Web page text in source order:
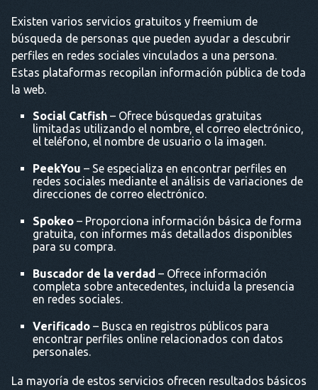
Existen varios servicios gratuitos y freemium de
búsqueda de personas que pueden ayudar a descubrir
perfiles en redes sociales vinculados a una persona.
Estas plataformas recopilan información pública de toda
la web.
Social Catfish – Ofrece búsquedas gratuitas
limitadas utilizando el nombre, el correo electrónico,
el teléfono, el nombre de usuario o la imagen.
PeekYou – Se especializa en encontrar perfiles en
redes sociales mediante el análisis de variaciones de
direcciones de correo electrónico.
Spokeo – Proporciona información básica de forma
gratuita, con informes más detallados disponibles
para su compra.
Buscador de la verdad – Ofrece información
completa sobre antecedentes, incluida la presencia
en redes sociales.
Verificado – Busca en registros públicos para
encontrar perfiles online relacionados con datos
personales.
La mayoría de estos servicios ofrecen resultados básicos